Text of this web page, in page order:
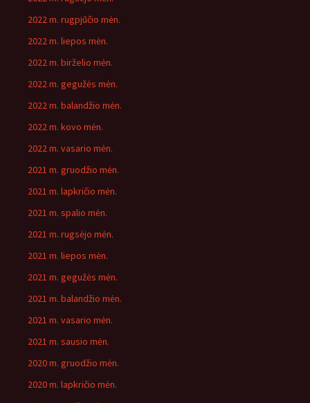
2022 m. rugpjūčio mėn.
2022 m. liepos mėn.
2022 m. birželio mėn.
2022 m. gegužės mėn.
2022 m. balandžio mėn.
2022 m. kovo mėn.
2022 m. vasario mėn.
2021 m. gruodžio mėn.
2021 m. lapkričio mėn.
2021 m. spalio mėn.
2021 m. rugsėjo mėn.
2021 m. liepos mėn.
2021 m. gegužės mėn.
2021 m. balandžio mėn.
2021 m. vasario mėn.
2021 m. sausio mėn.
2020 m. gruodžio mėn.
2020 m. lapkričio mėn.